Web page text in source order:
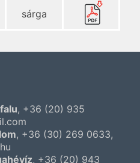
sárga
, +36 (20) 935
, +36 (30) 269 0633,
, +36 (20) 943